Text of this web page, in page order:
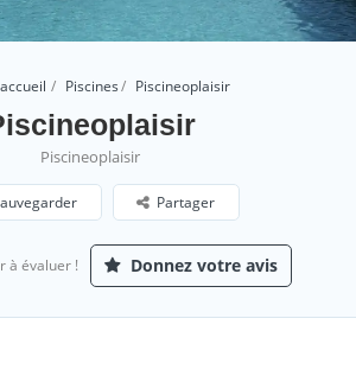
Piscines Piscineoplaisir
Piscineoplaisir
Partager
à évaluer ! Donnez votre avis